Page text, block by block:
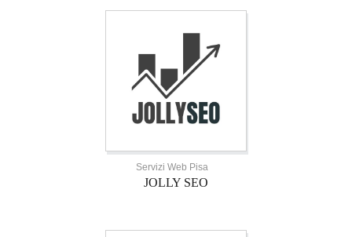
Servizi Web Pisa
JOLLY SEO